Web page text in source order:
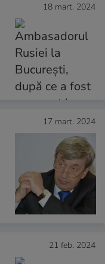
18 mart. 2024
17 mart. 2024
21 feb. 2024